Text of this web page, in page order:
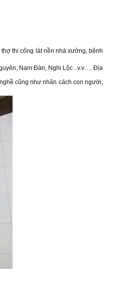
thi công lát nền nhà xưởng, bệnh
Nam Đàn, Nghi Lộc ..v.v…. Địa
cũng như nhân cách con người,